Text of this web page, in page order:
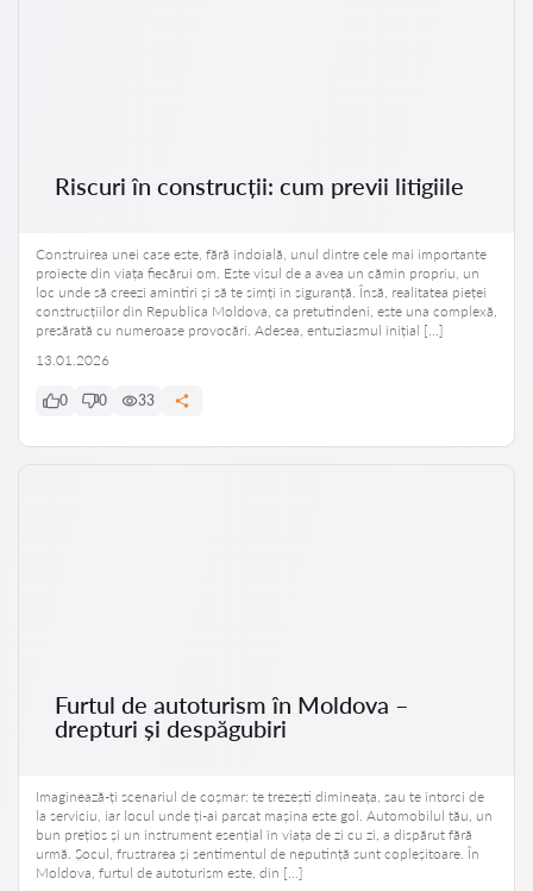
Riscuri în construcții: cum previi litigiile
Construirea unei case este, fără îndoială, unul dintre cele mai importante
proiecte din viața fiecărui om. Este visul de a avea un cămin propriu, un
loc unde să creezi amintiri și să te simți în siguranță. Însă, realitatea pieței
construcțiilor din Republica Moldova, ca pretutindeni, este una complexă,
presărată cu numeroase provocări. Adesea, entuziasmul inițial […]
13.01.2026
0 0 33
Furtul de autoturism în Moldova –
drepturi și despăgubiri
Imaginează-ți scenariul de coșmar: te trezești dimineața, sau te întorci de
la serviciu, iar locul unde ți-ai parcat mașina este gol. Automobilul tău, un
bun prețios și un instrument esențial în viața de zi cu zi, a dispărut fără
urmă. Șocul, frustrarea și sentimentul de neputință sunt copleșitoare. În
Moldova, furtul de autoturism este, din […]